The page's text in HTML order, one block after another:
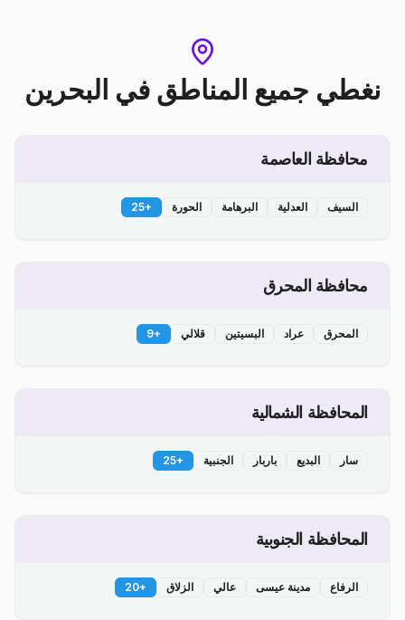
نغطي جميع المناطق في البحرين
محافظة العاصمة
السيف العدلية البرهامة الحورة +
25
محافظة المحرق
المحرق عراد البسيتين قلالي +
9
المحافظة الشمالية
سار البديع باربار الجنبية +
25
المحافظة الجنوبية
الرفاع مدينة عيسى عالي الزلاق +
20